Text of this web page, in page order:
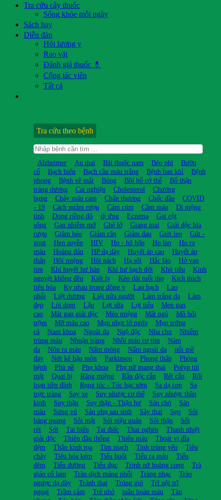
Tra cứu cây thuốc
Sống khỏe mỗi ngày
Sách hay
Diễn đàn
Hỏi lương y
Rao vặt
Đánh giá thuốc 💊
Cộng tác viên
Tất cả
Tra cứu theo bệnh
Alzheimer An thai Bài thuốc nam Béo phì
Bướu
cổ
Bạch biến Bạch cầu máu trắng Bệnh ban khỉ
Bệnh
phong
Bệnh về mắt Bỏng Bồi bổ cở thể
Bổ thận
tráng dương
Cai nghiện Cholesterol
Chướng
bụng
Chảy máu cam Chấn thương Chốc đầu
COVID
- 19
Cách ngâm rượu Cảm cúm Cầm máu
Di mộng
tinh
Dong riềng đỏ dị ứng Eczema
Gai cột
sống
Gan nhiễm mỡ Ghẻ lở Giang mai
Giải độc bia
rượu
Giảm béo Giảm cân Giảm đau Giời leo
Gút -
gout
Hen suyễn HIV Ho - hô hấp Ho lao
Ho ra
máu
Hoàng đản HP dạ dày Huyết áp cao
Huyết áp
thấp
Hôi miệng Hôi nách Hạ sốt Hắc lào
Hở van
tim
Khí huyết hư hàn Khí hư bạch đới Khó tiêu
Kinh
nguyệt không đều
Kiết lỵ Kéo dài tuổi thọ
Kích thích
tiêu hóa
Kỵ nhau trong đông y Lao hạch
Lao
phổi
Liệt dương Liệt nửa người Làm trắng da
Làm
đẹp
Lòi dom Lậu Lợi sữa Lợi tiểu
Men gan
cao
Mát gan giải độc Méo miệng Mất ngủ
Mồ hôi
trộm
Mỡ máu cao Mụn nhọt lở ngứa
Mụn trứng
cá
Nam khoa Ngoài da Ngộ độc Nha chu
Nhiễm
trùng máu
Nhuận tràng Nhồi máu cơ tim
Nám
da
Nôn ra máu Nấm móng Nấm ngoài da
nổi mề
đay
Nứt kẽ hậu môn Parkinson Phong thấp
Phòng
bệnh
Phù nề Phụ khoa Phụ nữ mang thai
Polyp túi
mật
Quai bị Răng miệng Rắn độc cắn Rết cắn
Rối
loạn tiền đình
Rụng tóc - Tóc bạc sớm Sa dạ con
Sa
trực tràng
Say xe Suy nhược cơ thể
Suy nhược thần
kinh
Suy thận Suy thận - Thận hư Sán chó
Sán
máu
Sưng vú Sản phụ sau sinh Sảy thai Sẹo
Sỏi
bàng quang
Sỏi mật Sỏi niệu quản Sỏi thận
Sốt
rét
Sởi Tai biến Tai điếc Thai nghén
Thanh nhiệt
giải độc
Thiên đầu thống Thiếu máu
Thoát vị đĩa
đệm
Thần kinh tọa Tim mạch Tinh trùng yếu
Tiêu
chảy
Tiêu hóa kém Tiểu buốt Tiểu ra máu
Tiểu
đêm
Tiểu đường Tiểu đục Trinh nữ hoàng cung
Trà
giảo cổ lam
Tràn dịch màng phổi Tràng nhạc
Trào
ngược dạ dày
Tránh thai Trúng gió
Trĩ nội trĩ
ngoại
Trầm cảm Trẻ nhỏ tuần hoàn máu
Tàn